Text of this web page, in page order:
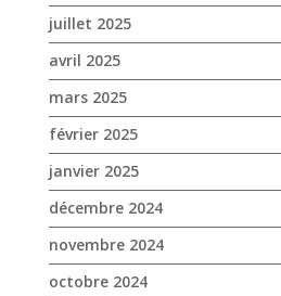
juillet 2025
avril 2025
mars 2025
février 2025
janvier 2025
décembre 2024
novembre 2024
octobre 2024